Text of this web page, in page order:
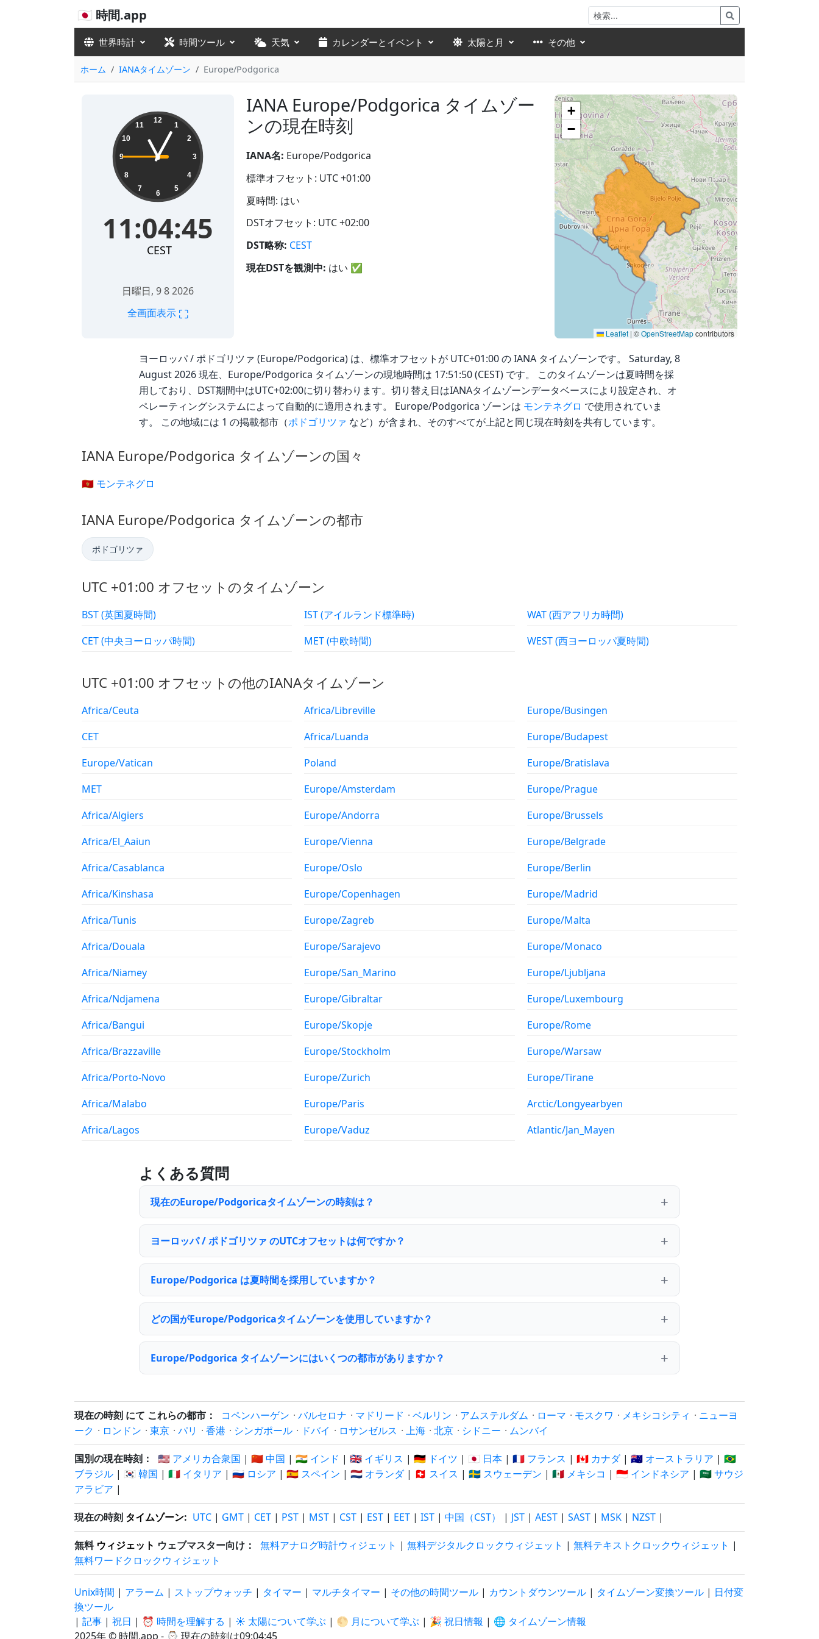
🇯🇵 時間.app
世界時計 時間ツール 天気 カレンダーとイベント 太陽と月 その他
ホーム IANAタイムゾーン Europe/Podgorica
IANA Europe/Podgorica タイムゾー
ンの現在時刻
11:04:46 12
1
2
3
4
5
6
7
8
9
10
11
11:04:46
CEST
日曜日, 9 8 2026
全画面表示 ⛶
IANA名: Europe/Podgorica
標準オフセット: UTC +01:00
夏時間: はい
DSTオフセット: UTC +02:00
DST略称: CEST
現在DSTを観測中: はい ✅
+
−
Leaflet | ©OpenStreetMapcontributors
ヨーロッパ / ポドゴリツァ (Europe/Podgorica) は、標準オフセットが UTC+01:00 の IANA タイムゾーンです。 Saturday, 8
August 2026 現在、Europe/Podgorica タイムゾーンの現地時間は 17:51:50 (CEST) です。 このタイムゾーンは夏時間を採
用しており、DST期間中はUTC+02:00に切り替わります。切り替え日はIANAタイムゾーンデータベースにより設定され、オ
ペレーティングシステムによって自動的に適用されます。 Europe/Podgorica ゾーンは モンテネグロ で使用されていま
す。 この地域には 1 の掲載都市（ポドゴリツァ など）が含まれ、そのすべてが上記と同じ現在時刻を共有しています。
IANA Europe/Podgorica タイムゾーンの国々
🇲🇪 モンテネグロ
IANA Europe/Podgorica タイムゾーンの都市
ポドゴリツァ
UTC +01:00 オフセットのタイムゾーン
BST (英国夏時間)
CET (中央ヨーロッパ時間)
IST (アイルランド標準時)
MET (中欧時間)
WAT (西アフリカ時間)
WEST (西ヨーロッパ夏時間)
UTC +01:00 オフセットの他のIANAタイムゾーン
Africa/Ceuta
CET
Europe/Vatican
MET
Africa/Algiers
Africa/El_Aaiun
Africa/Casablanca
Africa/Kinshasa
Africa/Tunis
Africa/Douala
Africa/Niamey
Africa/Ndjamena
Africa/Bangui
Africa/Brazzaville
Africa/Porto-Novo
Africa/Malabo
Africa/Lagos
Africa/Libreville
Africa/Luanda
Poland
Europe/Amsterdam
Europe/Andorra
Europe/Vienna
Europe/Oslo
Europe/Copenhagen
Europe/Zagreb
Europe/Sarajevo
Europe/San_Marino
Europe/Gibraltar
Europe/Skopje
Europe/Stockholm
Europe/Zurich
Europe/Paris
Europe/Vaduz
Europe/Busingen
Europe/Budapest
Europe/Bratislava
Europe/Prague
Europe/Brussels
Europe/Belgrade
Europe/Berlin
Europe/Madrid
Europe/Malta
Europe/Monaco
Europe/Ljubljana
Europe/Luxembourg
Europe/Rome
Europe/Warsaw
Europe/Tirane
Arctic/Longyearbyen
Atlantic/Jan_Mayen
よくある質問
現在のEurope/Podgoricaタイムゾーンの時刻は？
ヨーロッパ / ポドゴリツァ のUTCオフセットは何ですか？
Europe/Podgorica は夏時間を採用していますか？
どの国がEurope/Podgoricaタイムゾーンを使用していますか？
Europe/Podgorica タイムゾーンにはいくつの都市がありますか？
現在の時刻 にて これらの都市： コペンハーゲン · バルセロナ · マドリード · ベルリン · アムステルダム · ローマ · モスクワ · メキシコシティ · ニューヨ
ーク · ロンドン · 東京 · パリ · 香港 · シンガポール · ドバイ · ロサンゼルス · 上海 · 北京 · シドニー · ムンバイ
国別の現在時刻： 🇺🇸 アメリカ合衆国 | 🇨🇳 中国 | 🇮🇳 インド | 🇬🇧 イギリス | 🇩🇪 ドイツ | 🇯🇵 日本 | 🇫🇷 フランス | 🇨🇦 カナダ| 🇦🇺 オーストラリア | 🇧🇷
ブラジル | 🇰🇷 韓国 | 🇮🇹 イタリア | 🇷🇺 ロシア | 🇪🇸 スペイン | 🇳🇱 オランダ| 🇨🇭 スイス | 🇸🇪 スウェーデン | 🇲🇽 メキシコ | 🇮🇩 インドネシア | 🇸🇦 サウジ
アラビア |
現在の時刻 タイムゾーン: UTC | GMT | CET | PST | MST | CST | EST | EET | IST | 中国（CST） | JST | AEST | SAST | MSK | NZST |
無料 ウィジェット ウェブマスター向け： 無料アナログ時計ウィジェット | 無料デジタルクロックウィジェット | 無料テキストクロックウィジェット |
無料ワードクロックウィジェット
Unix時間 | アラーム | ストップウォッチ | タイマー | マルチタイマー | その他の時間ツール | カウントダウンツール | タイムゾーン変換ツール | 日付変
換ツール
| 記事 | 祝日 | ⏰ 時間を理解する | ☀️ 太陽について学ぶ | 🌕 月について学ぶ | 🎉 祝日情報 | 🌐 タイムゾーン情報
2025年 © 時間.app - ⌚ 現在の時刻は09:04:45